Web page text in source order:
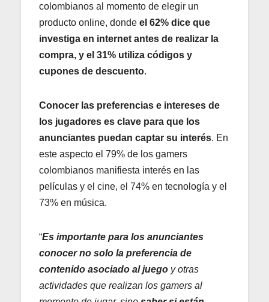
colombianos al momento de elegir un
producto online, donde el 62% dice que
investiga en internet antes de realizar la
compra, y el 31% utiliza códigos y
cupones de descuento.
Conocer las preferencias e intereses de
los jugadores es clave para que los
anunciantes puedan captar su interés. En
este aspecto el 79% de los gamers
colombianos manifiesta interés en las
películas y el cine, el 74% en tecnología y el
73% en música.
“Es importante para los anunciantes
conocer no solo la preferencia de
contenido asociado al juego y otras
actividades que realizan los gamers al